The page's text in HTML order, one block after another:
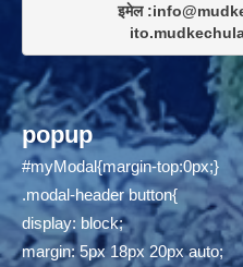
इमेल
popup
#myModal{margin-top:0px;}
.modal-header button{
display: block;
margin: 5px 18px 20px auto;